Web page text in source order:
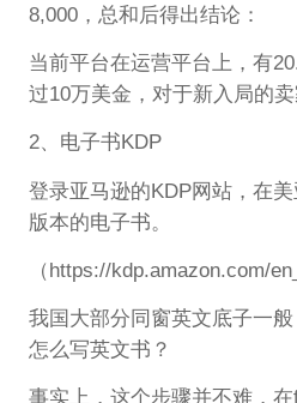
8,000，总和后得出结论：
当前平台在运营平台上，有
过10万美金，对于新入局的卖
2、电子书KDP
登录亚马逊的KDP网站，在
版本的电子书。
（https://kdp.amazon.com/
我国大部分同窗英文底子一
怎么写英文书？
事实上，这个步骤并不难，